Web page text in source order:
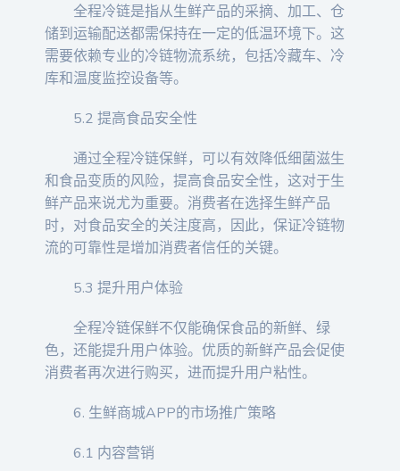
全程冷链是指从生鲜产品的采摘、加工、仓
储到运输配送都需保持在一定的低温环境下。这
需要依赖专业的冷链物流系统，包括冷藏车、冷
库和温度监控设备等。
5.2 提高食品安全性
通过全程冷链保鲜，可以有效降低细菌滋生
和食品变质的风险，提高食品安全性，这对于生
鲜产品来说尤为重要。消费者在选择生鲜产品
时，对食品安全的关注度高，因此，保证冷链物
流的可靠性是增加消费者信任的关键。
5.3 提升用户体验
全程冷链保鲜不仅能确保食品的新鲜、绿
色，还能提升用户体验。优质的新鲜产品会促使
消费者再次进行购买，进而提升用户粘性。
6. 生鲜商城APP的市场推广策略
6.1 内容营销